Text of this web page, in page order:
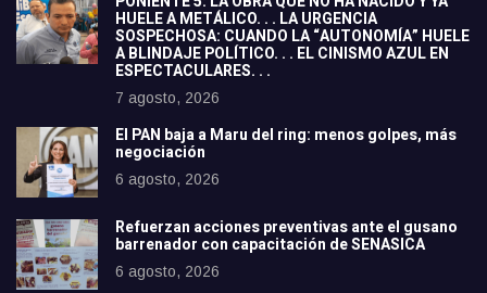
HUELE A METÁLICO. . . LA URGENCIA
SOSPECHOSA: CUANDO LA “AUTONOMÍA” HUELE
A BLINDAJE POLÍTICO. . . EL CINISMO AZUL EN
ESPECTACULARES. . .
7 agosto, 2026
El PAN baja a Maru del ring: menos golpes, más
negociación
6 agosto, 2026
Refuerzan acciones preventivas ante el gusano
barrenador con capacitación de SENASICA
6 agosto, 2026